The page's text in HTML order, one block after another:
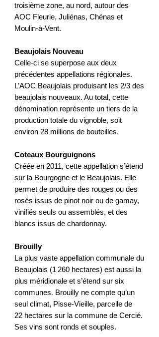
troisième zone, au nord, autour des
AOC Fleurie, Juliénas, Chénas et
Moulin-à-Vent.
Beaujolais Nouveau
Celle-ci se superpose aux deux
précédentes appellations régionales.
L’AOC Beaujolais produisant les 2/3 des
beaujolais nouveaux. Au total, cette
dénomination représente un tiers de la
production totale du vignoble, soit
environ 28 millions de bouteilles.
Coteaux Bourguignons
Créée en 2011, cette appellation s’étend
sur la Bourgogne et le Beaujolais. Elle
permet de produire des rouges ou des
rosés issus de pinot noir ou de gamay,
vinifiés seuls ou assemblés, et des
blancs issus de chardonnay.
Brouilly
La plus vaste appellation communale du
Beaujolais (1 260 hectares) est aussi la
plus méridionale et s’étend sur six
communes. Brouilly ne compte qu’un
seul climat, Pisse-Vieille, parcelle de
22 hectares sur la commune de Cercié.
Ses vins sont ronds et souples.